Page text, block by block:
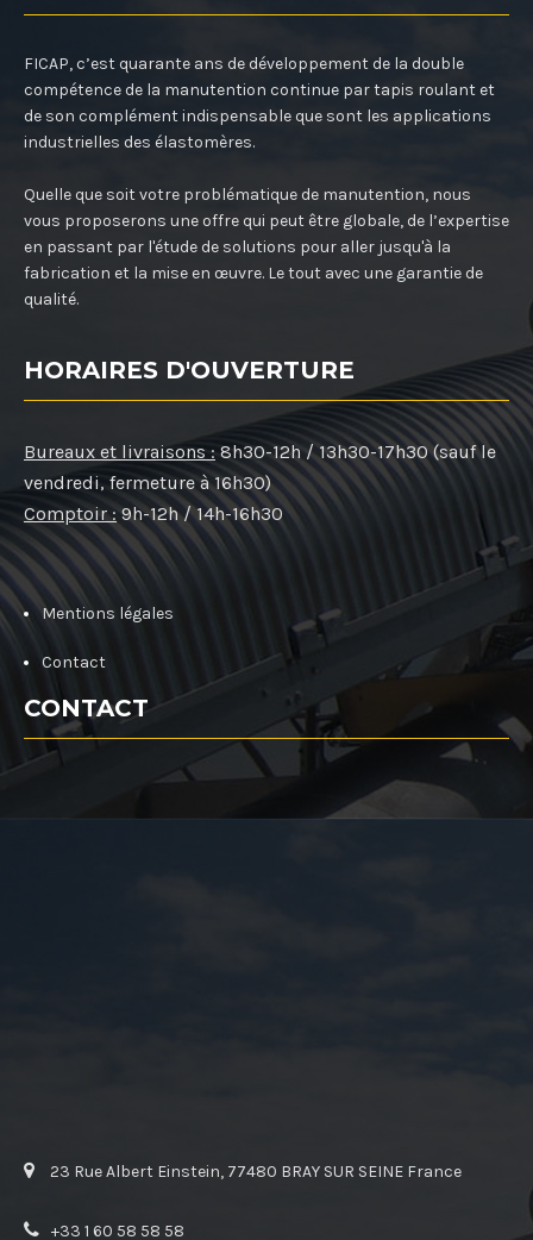
FICAP, c’est quarante ans de développement de la double
compétence de la manutention continue par tapis roulant et
de son complément indispensable que sont les applications
industrielles des élastomères.
Quelle que soit votre problématique de manutention, nous
vous proposerons une offre qui peut être globale, de l’expertise
en passant par l'étude de solutions pour aller jusqu'à la
fabrication et la mise en œuvre. Le tout avec une garantie de
qualité.
HORAIRES D'OUVERTURE
Bureaux et livraisons : 8h30-12h / 13h30-17h30 (sauf le
vendredi, fermeture à 16h30)
Comptoir : 9h-12h / 14h-16h30
Mentions légales
Contact
CONTACT
23 Rue Albert Einstein, 77480 BRAY SUR SEINE France
+33 1 60 58 58 58